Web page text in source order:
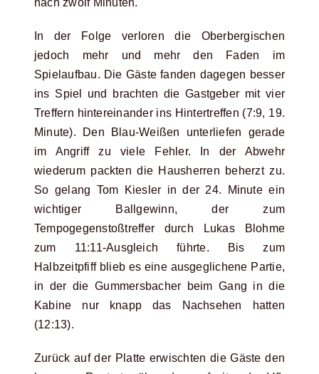
In der Folge verloren die Oberbergischen
jedoch mehr und mehr den Faden im
Spielaufbau. Die Gäste fanden dagegen besser
ins Spiel und brachten die Gastgeber mit vier
Treffern hintereinander ins Hintertreffen (7:9, 19.
Minute). Den Blau-Weißen unterliefen gerade
im Angriff zu viele Fehler. In der Abwehr
wiederum packten die Hausherren beherzt zu.
So gelang Tom Kiesler in der 24. Minute ein
wichtiger Ballgewinn, der zum
Tempogegenstoßtreffer durch Lukas Blohme
zum 11:11-Ausgleich führte. Bis zum
Halbzeitpfiff blieb es eine ausgeglichene Partie,
in der die Gummersbacher beim Gang in die
Kabine nur knapp das Nachsehen hatten
(12:13).
Zurück auf der Platte erwischten die Gäste den